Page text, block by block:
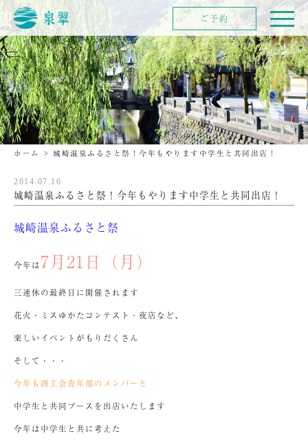
ホーム > 城崎温泉ふるさと祭！今年もやります中学生と共同出店！
2014.07.16
城崎温泉ふるさと祭！今年もやります中学生と共同出店！
城崎温泉ふるさと祭
今年は 7月21日（月）
三連休の最終日に開催されます
花火・ミスゆかたコンテスト・夜店など、
楽しいイベントがもりだくさん
そして・・・
今年も商工会青年部のメンバーと
中学生と共同ブースを出店いたします
今年は中学生と共に考えた
ご予約